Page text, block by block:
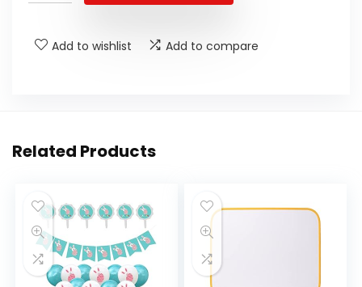
Add to wishlist Add to compare
Related Products